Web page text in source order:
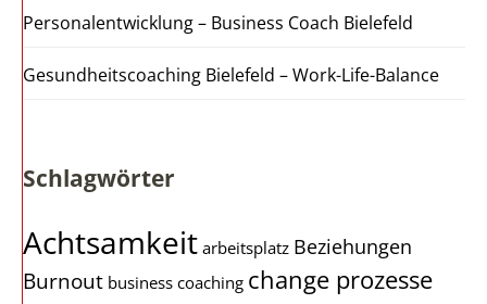
Personalentwicklung – Business Coach Bielefeld
Gesundheitscoaching Bielefeld – Work-Life-Balance
Schlagwörter
Achtsamkeit arbeitsplatz Beziehungen
Burnout business coaching change prozesse